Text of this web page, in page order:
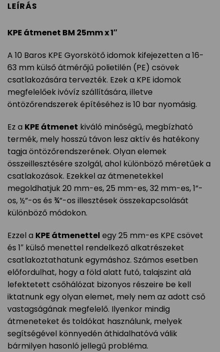
LEÍRÁS
KPE átmenet BM 25mm x 1″
A 10 Baros KPE Gyorskötő idomok kifejezetten a 16-
63 mm külső átmérőjű polietilén (PE) csövek
csatlakozására tervezték. Ezek a KPE idomok
megfelelőek ivóvíz szállítására, illetve
öntözőrendszerek építéséhez is 10 bar nyomásig.
Ez a KPE átmenet kiváló minőségű, megbízható
termék, mely hosszú távon lesz aktív és hatékony
tagja öntözőrendszerének. Olyan elemek
összeillesztésére szolgál, ahol különböző méretűek a
csatlakozások. Ezekkel az átmenetekkel
megoldhatjuk 20 mm-es, 25 mm-es, 32 mm-es, 1”-
os, ½”-os és ¾”-os illesztések összekapcsolását
különböző módokon.
Ezzel a KPE átmenettel egy 25 mm-es KPE csövet
és 1″ külső menettel rendelkező alkatrészeket
csatlakoztathatunk egymáshoz. Számos esetben
előfordulhat, hogy a föld alatt futó, talajszint alá
lefektetett csőhálózat bizonyos részeire be kell
iktatnunk egy olyan elemet, mely nem az adott cső
vastagságának megfelelő. Ilyenkor mindig
átmeneteket és toldókat használunk, melyek
segítségével könnyedén áthidalhatóvá válik
bármilyen hasonló jellegű probléma.